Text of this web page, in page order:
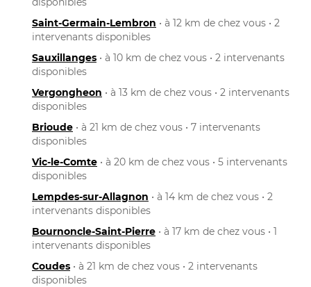
Saint-Germain-Lembron • à 12 km de chez vous • 2
intervenants disponibles
Sauxillanges • à 10 km de chez vous • 2 intervenants
disponibles
Vergongheon • à 13 km de chez vous • 2 intervenants
disponibles
Brioude • à 21 km de chez vous • 7 intervenants
disponibles
Vic-le-Comte • à 20 km de chez vous • 5 intervenants
disponibles
Lempdes-sur-Allagnon • à 14 km de chez vous • 2
intervenants disponibles
Bournoncle-Saint-Pierre • à 17 km de chez vous • 1
intervenants disponibles
Coudes • à 21 km de chez vous • 2 intervenants
disponibles